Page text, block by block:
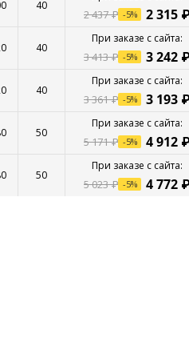
40
2 315
2 437₽ -5%
40
3 242
3 413₽ -5%
40
3 193
3 361₽ -5%
50
4 912
5 171₽ -5%
50
4 772
5 023₽ -5%